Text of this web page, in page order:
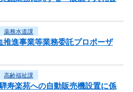
薬務水道課
推進事業等業務委託プロポーザ
高齢福祉課
寿楽苑への自動販売機設置に係